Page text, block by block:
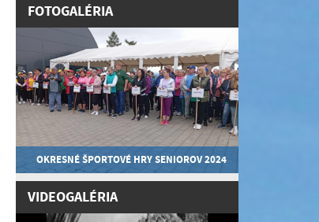
FOTOGALÉRIA
OKRESNÉ ŠPORTOVÉ HRY SENIOROV 2024
VIDEOGALÉRIA